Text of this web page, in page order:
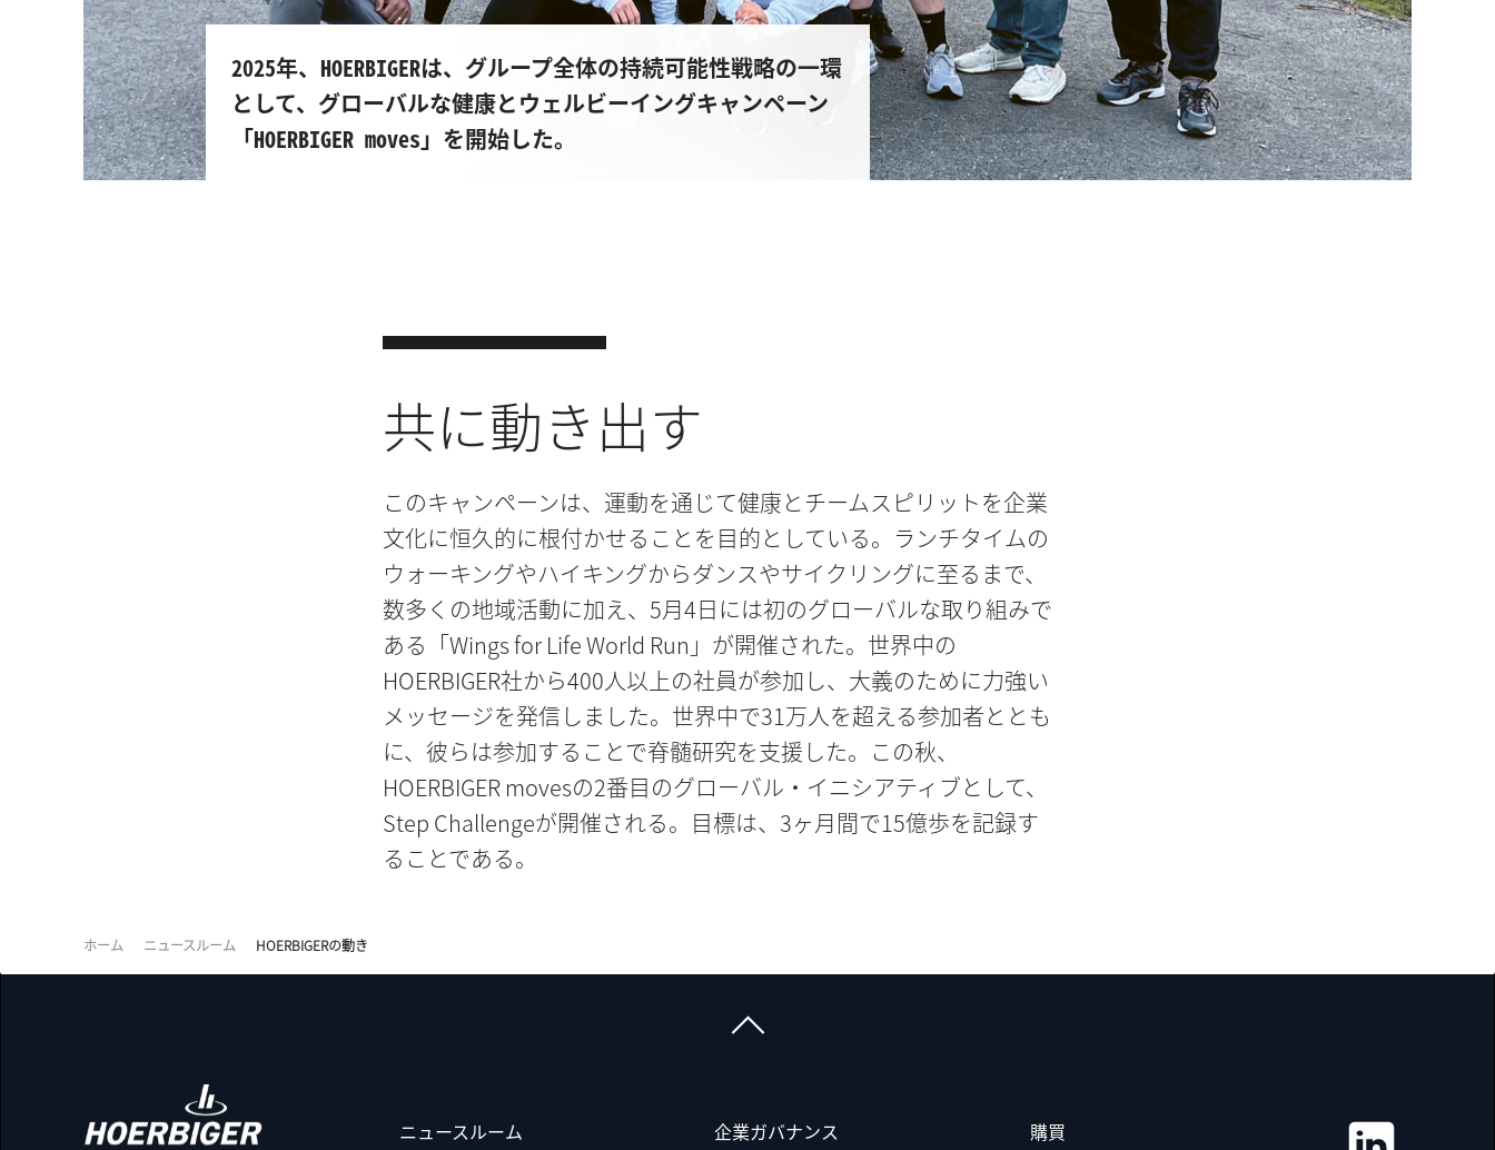
2025年、HOERBIGERは、グループ全体の持続可能性戦略の一環
として、グローバルな健康とウェルビーイングキャンペーン
「HOERBIGER moves」を開始した。
共に動き出す
このキャンペーンは、運動を通じて健康とチームスピリットを企業
文化に恒久的に根付かせることを目的としている。ランチタイムの
ウォーキングやハイキングからダンスやサイクリングに至るまで、
数多くの地域活動に加え、5月4日には初のグローバルな取り組みで
ある「Wings for Life World Run」が開催された。世界中の
HOERBIGER社から400人以上の社員が参加し、大義のために力強い
メッセージを発信しました。世界中で31万人を超える参加者ととも
に、彼らは参加することで脊髄研究を支援した。この秋、
HOERBIGER movesの2番目のグローバル・イニシアティブとして、
Step Challengeが開催される。目標は、3ヶ月間で15億歩を記録す
ることである。
ホーム ニュースルーム HOERBIGERの動き
ニュースルーム 企業ガバナンス 購買